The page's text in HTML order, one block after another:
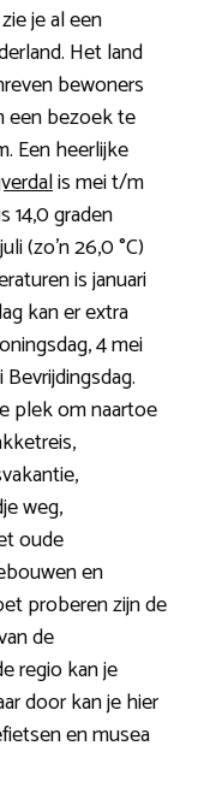
je al een
Het land
bewoners
een bezoek te
Een heerlijke
is mei t/m
14,0 graden
(zo’n 26,0 °C)
is januari
kan er extra
4 mei
plek om naartoe
weg,
oude
en
proberen zijn de
de
regio kan je
door kan je hier
en musea